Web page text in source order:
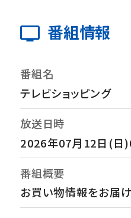
番組情報
番組名
テレビショッピング
放送日時
2026年07月12日(日
番組概要
お買い物情報をお届け